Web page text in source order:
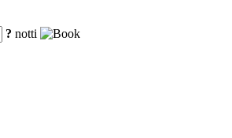
? notti